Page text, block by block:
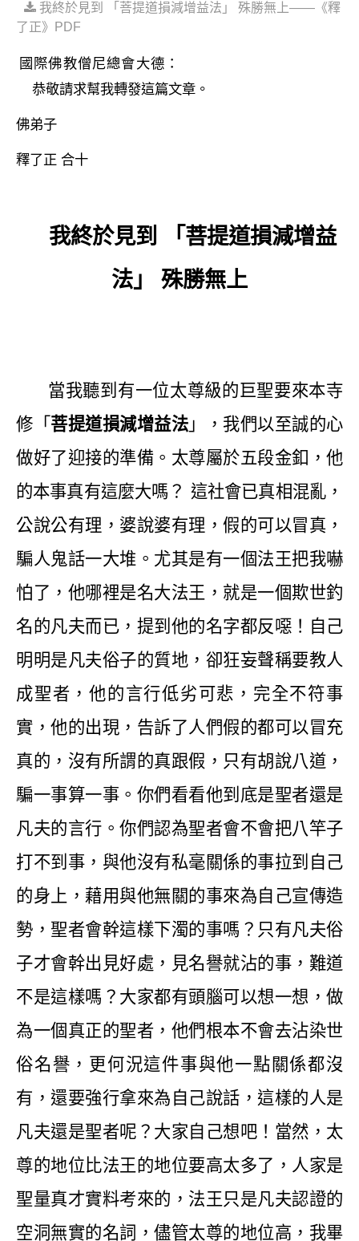
我終於見到 「菩提道損減增益法」 殊勝無上——《釋
了正》PDF
國際佛教僧尼總會大德：
恭敬請求幫我轉發這篇文章。
佛弟子
釋了正 合十
我終於見到
「菩提道損減增益
法」
殊勝無上
當我聽到有一位太尊級的巨聖要來本寺
修「 菩提道損減增益法 」，我們以至誠的心
做好了迎接的準備。太尊屬於五段金釦，他
的本事真有這麼大嗎？ 這社會已真相混亂，
公說公有理，婆說婆有理，假的可以冒真，
騙人鬼話一大堆。尤其是有一個法王把我嚇
怕了，他哪裡是名大法王，就是一個欺世釣
名的凡夫而已，提到他的名字都反噁！自己
明明是凡夫俗子的質地，卻狂妄聲稱要教人
成聖者，他的言行低劣可悲，完全不符事
實，他的出現，告訴了人們假的都可以冒充
真的，沒有所謂的真跟假，只有胡說八道，
騙一事算一事。你們看看他到底是聖者還是
凡夫的言行。你們認為聖者會不會把八竿子
打不到事，與他沒有私毫關係的事拉到自己
的身上，藉用與他無關的事來為自己宣傳造
勢，聖者會幹這樣下濁的事嗎？只有凡夫俗
子才會幹出見好處，見名譽就沾的事，難道
不是這樣嗎？大家都有頭腦可以想一想，做
為一個真正的聖者，他們根本不會去沾染世
俗名譽，更何況這件事與他一點關係都沒
有，還要強行拿來為自己說話，這樣的人是
凡夫還是聖者呢？大家自己想吧！當然，太
尊的地位比法王的地位要高太多了，人家是
聖量真才實料考來的，法王只是凡夫認證的
空洞無實的名詞，儘管太尊的地位高，我畢